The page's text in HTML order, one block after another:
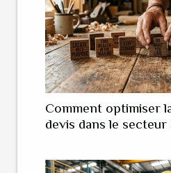
Comment optimiser
devis dans le secteur